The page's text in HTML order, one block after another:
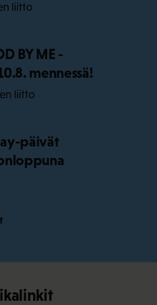
liitto
BY ME -
mennessä!
liitto
päivät